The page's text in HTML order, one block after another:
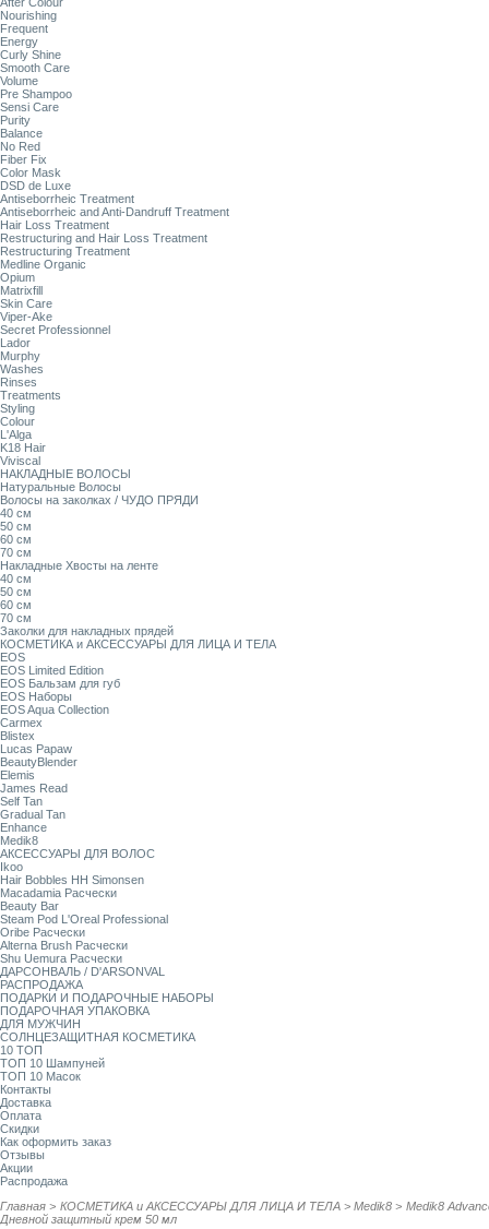
Nourishing
Frequent
Energy
Curly Shine
Smooth Care
Volume
Pre Shampoo
Sensi Care
Purity
Balance
No Red
Fiber Fix
Color Mask
DSD de Luxe
Antiseborrheic Treatment
Antiseborrheic and Anti-Dandruff Treatment
Hair Loss Treatment
Restructuring and Hair Loss Treatment
Restructuring Treatment
Medline Organic
Opium
Matrixfill
Skin Care
Viper-Ake
Secret Professionnel
Lador
Murphy
Washes
Rinses
Treatments
Styling
Colour
L'Alga
K18 Hair
Viviscal
НАКЛАДНЫЕ ВОЛОСЫ
Натуральные Волосы
Волосы на заколках / ЧУДО ПРЯДИ
40 см
50 см
60 см
70 см
Накладные Хвосты на ленте
40 см
50 см
60 см
70 см
Заколки для накладных прядей
КОСМЕТИКА и АКСЕССУАРЫ ДЛЯ ЛИЦА И ТЕЛА
EOS
EOS Limited Edition
EOS Бальзам для губ
EOS Наборы
EOS Aqua Collection
Carmex
Blistex
Lucas Papaw
BeautyBlender
Elemis
James Read
Self Tan
Gradual Tan
Enhance
Medik8
АКСЕССУАРЫ ДЛЯ ВОЛОС
Ikoo
Hair Bobbles HH Simonsen
Macadamia Расчески
Beauty Bar
Steam Pod L'Oreal Professional
Oribe Расчески
Alterna Brush Расчески
Shu Uemura Расчески
ДАРСОНВАЛЬ / D'ARSONVAL
РАСПРОДАЖА
ПОДАРКИ И ПОДАРОЧНЫЕ НАБОРЫ
ПОДАРОЧНАЯ УПАКОВКА
ДЛЯ МУЖЧИН
СОЛНЦЕЗАЩИТНАЯ КОСМЕТИКА
10 ТОП
ТОП 10 Шампуней
ТОП 10 Масок
Контакты
Доставка
Оплата
Скидки
Как оформить заказ
Отзывы
Акции
Распродажа
Главная > КОСМЕТИКА и АКСЕССУАРЫ ДЛЯ ЛИЦА И ТЕЛА > Medik8 > Medik8
Дневной защитный крем 50 мл